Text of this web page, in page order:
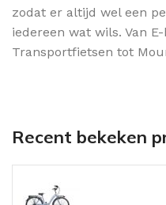
zodat er altijd wel een
iedereen wat wils. Van
Transportfietsen tot
Recent bekeken